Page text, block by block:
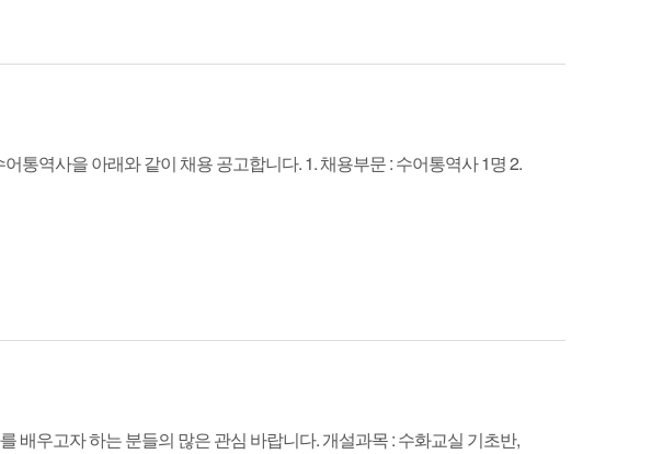
통역사을 아래와 같이 채용 공고합니다. 1. 채용부문 : 수어통역사 1명 2.
배우고자 하는 분들의 많은 관심 바랍니다. 개설과목 : 수화교실 기초반,